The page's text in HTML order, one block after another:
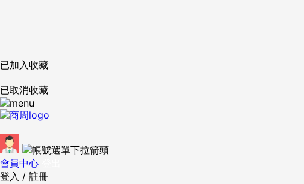
已加入收藏
已取消收藏
會員中心
登入 / 註冊